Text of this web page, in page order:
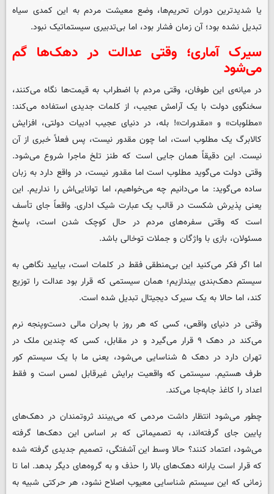
یا شدیدترین دوران تحریم‌ها، وضع معیشت مردم به این کمدی سیاه
تبدیل نشده بود؛ آن زمان فشار بود، اما بی‌تدبیری سیستماتیک نبود.
سیرک آماری؛ وقتی عدالت در دهک‌ها گم
می‌شود
در میانه‌ی این طوفان، وقتی مردم با اضطراب به قیمت‌ها نگاه می‌کنند،
سخنگوی دولت با یک آرامش عجیب، از کلمات جدیدی استفاده می‌کند:
«مطلوبات» و «مقدورات»! بله، در دنیای عجیب ادبیات دولتی، افزایش
کالابرگ یک مطلوب است، اما چون مقدور نیست، پس فعلاً خبری از آن
نیست. این دقیقاً همان جایی است که طنز تلخ ماجرا شروع می‌شود.
وقتی دولت می‌گوید مطلوب است اما مقدور نیست، در واقع دارد به زبان
ساده می‌گوید: ما می‌دانیم چه می‌خواهیم، اما توانایی‌اش را نداریم. این
یعنی پذیرش شکست در قالب یک عبارت شیک اداری. واقعاً جای تأسف
است که وقتی سفره‌های مردم در حال کوچک شدن است، پاسخ
مسئولان، بازی با واژگان و جملات توخالی باشد.
اما اگر فکر می‌کنید این بی‌منطقی فقط در کلمات است، بیایید نگاهی به
سیستم دهک‌بندی بیندازیم؛ همان سیستمی که قرار بود عدالت را توزیع
کند، اما حالا به یک سیرک دیجیتال تبدیل شده است.
وقتی در دنیای واقعی، کسی که هر روز با بحران مالی دست‌وپنجه نرم
می‌کند در دهک ۹ قرار می‌گیرد و در مقابل، کسی که چندین ملک در
تهران دارد در دهک ۵ شناسایی می‌شود، یعنی ما با یک سیستم کور
طرف هستیم. سیستمی که واقعیت برایش غیرقابل لمس است و فقط
اعداد را کاغذ جابه‌جا می‌کند.
چطور می‌شود انتظار داشت مردمی که می‌بینند ثروتمندان در دهک‌های
پایین جای گرفته‌اند، به تصمیماتی که بر اساس این دهک‌ها گرفته
می‌شود، اعتماد کنند؟ حالا وسط این آشفتگی، تصمیم جدیدی گرفته شده
که قرار است یارانه دهک‌های بالا را حذف و به گروه‌های دیگر بدهد. اما تا
زمانی که این سیستم شناسایی معیوب اصلاح نشود، هر حرکتی شبیه به